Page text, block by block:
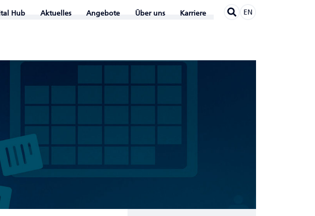
Hub Aktuelles Angebote Über uns Karriere EN